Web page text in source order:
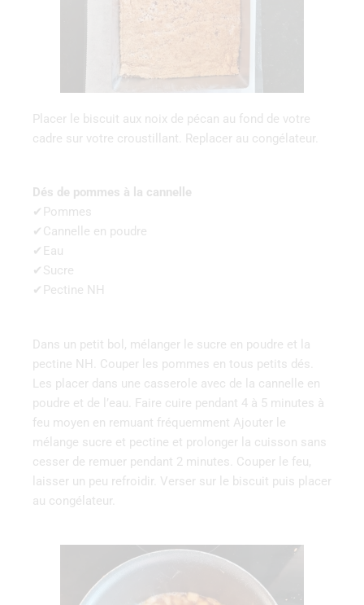
Placer le biscuit aux noix de pécan au fond de votre
cadre sur votre croustillant. Replacer au congélateur.
Dés de pommes à la cannelle
✔Pommes
✔Cannelle en poudre
✔Eau
✔Sucre
✔Pectine NH
Dans un petit bol, mélanger le sucre en poudre et la
pectine NH. Couper les pommes en tous petits dés.
Les placer dans une casserole avec de la cannelle en
poudre et de l’eau. Faire cuire pendant 4 à 5 minutes à
feu moyen en remuant fréquemment Ajouter le
mélange sucre et pectine et prolonger la cuisson sans
cesser de remuer pendant 2 minutes. Couper le feu,
laisser un peu refroidir. Verser sur le biscuit puis placer
au congélateur.